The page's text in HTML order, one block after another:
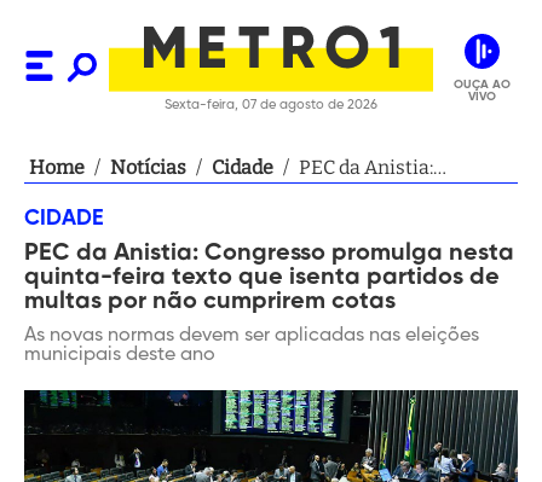
Sexta-feira, 07 de agosto de 2026
OUÇA AO
VIVO
Home / Notícias / Cidade / PEC da Anistia:
que isenta partidos de
multas por não
cumprirem cotas
CIDADE
PEC da Anistia: Congresso promulga nesta
quinta-feira texto que isenta partidos de
multas por não cumprirem cotas
As novas normas devem ser aplicadas nas eleições
municipais deste ano